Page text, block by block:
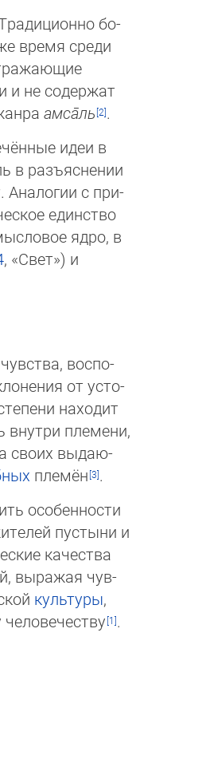
бо­
время сре­ди
и не содержат
амса̄ль
.
идеи в
в разъяснении
Аналогии с при­
един­ство
ядро, в
, «Свет») и
вос­по­
от ус­то­
находит
внутри пле­ме­ни,
своих вы­даю­
пле­мён
.
особеннос­ти
пустыни и
качества
выра­жая чув­
культуры,
.